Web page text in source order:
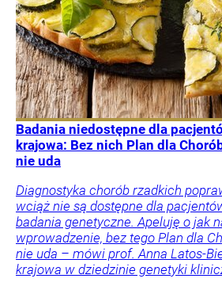
Badania niedostępne dla
krajowa: Bez nich Plan dla
nie uda
Diagnostyka chorób rzadkich
wciąż nie są dostępne dla
badania genetyczne. Apeluję o jak
wprowadzenie, bez tego Plan dla
nie uda – mówi prof. Anna Latos-
krajowa w dziedzinie genetyki